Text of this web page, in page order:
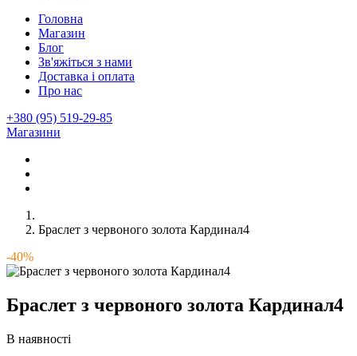
Головна
Магазин
Блог
Зв'яжіться з нами
Доставка і оплата
Про нас
+380 (95) 519-29-85
Магазини
Браслет з червоного золота Кардинал4
-40%
Браслет з червоного золота Кардинал4
В наявності